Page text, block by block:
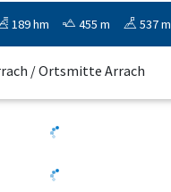
189 hm 455 m 537 m
/ Ortsmitte Arrach